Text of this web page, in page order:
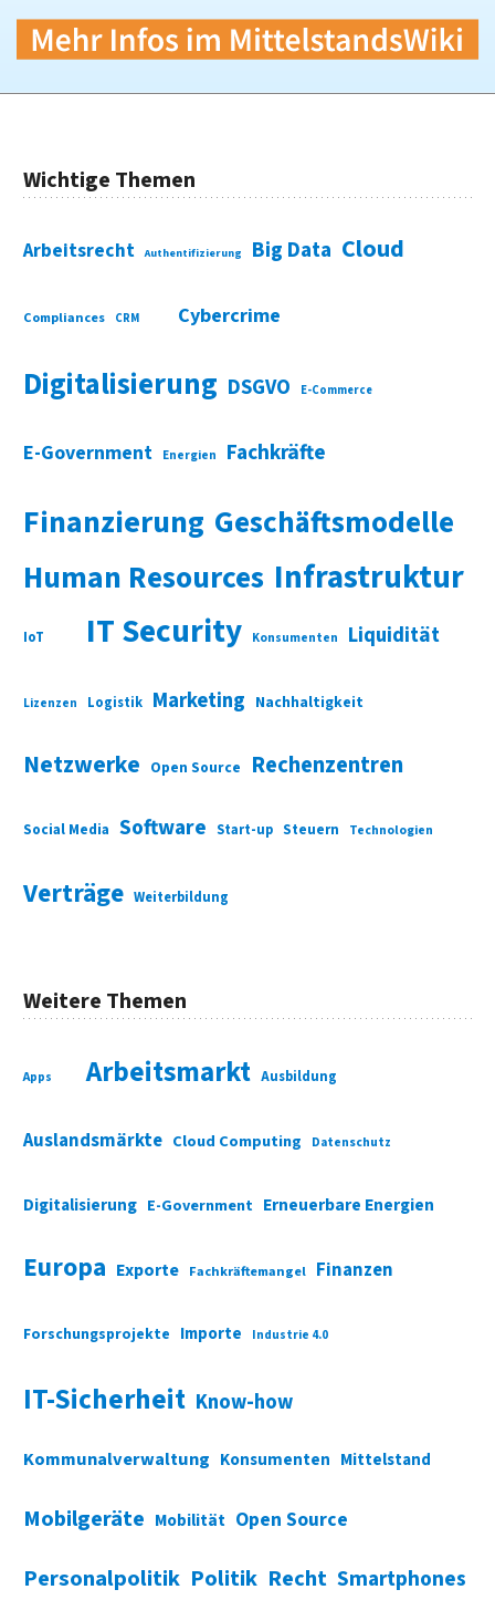
Wichtige Themen
Arbeitsrecht Authentifizierung Big Data Cloud
Compliances CRM Cybercrime
Digitalisierung DSGVO E-Commerce
E-Government Energien Fachkräfte
Finanzierung Geschäftsmodelle
Human Resources Infrastruktur
IoT IT Security Konsumenten Liquidität
Lizenzen Logistik Marketing Nachhaltigkeit
Netzwerke Open Source Rechenzentren
Social Media Software Start-up Steuern Technologien
Verträge Weiterbildung
Weitere Themen
Apps Arbeitsmarkt Ausbildung
Auslandsmärkte Cloud Computing Datenschutz
Digitalisierung E-Government Erneuerbare Energien
Europa Exporte Fachkräftemangel Finanzen
Forschungsprojekte Importe Industrie 4.0
IT-Sicherheit Know-how
Kommunalverwaltung Konsumenten Mittelstand
Mobilgeräte Mobilität Open Source
Personalpolitik Politik Recht Smartphones